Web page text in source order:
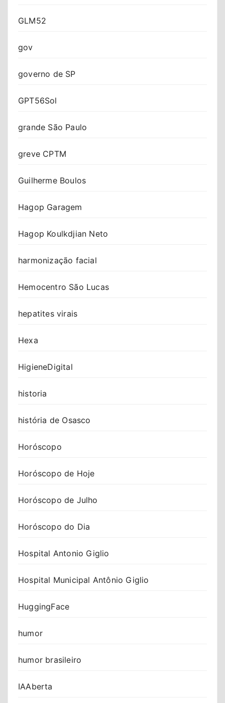
GLM52
gov
governo de SP
GPT56Sol
grande São Paulo
greve CPTM
Guilherme Boulos
Hagop Garagem
Hagop Koulkdjian Neto
harmonização facial
Hemocentro São Lucas
hepatites virais
Hexa
HigieneDigital
historia
história de Osasco
Horóscopo
Horóscopo de Hoje
Horóscopo de Julho
Horóscopo do Dia
Hospital Antonio Giglio
Hospital Municipal Antônio Giglio
HuggingFace
humor
humor brasileiro
IAAberta